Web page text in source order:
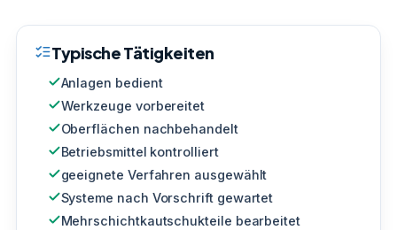
Typische Tätigkeiten
Anlagen bedient
Werkzeuge vorbereitet
Oberflächen nachbehandelt
Betriebsmittel kontrolliert
geeignete Verfahren ausgewählt
Systeme nach Vorschrift gewartet
Mehrschichtkautschukteile bearbeitet